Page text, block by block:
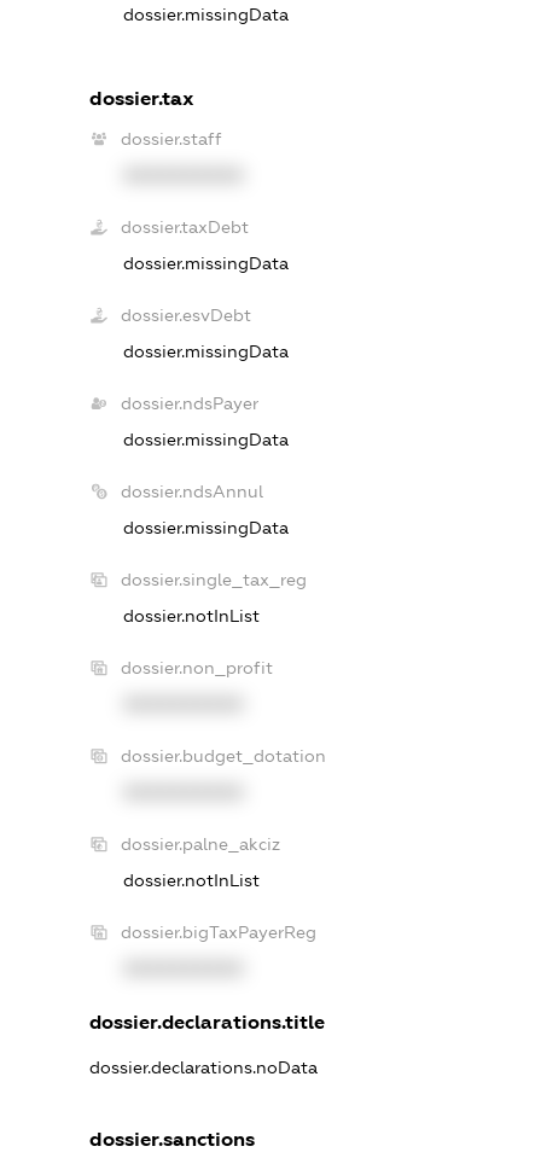
dossier.missingData
dossier.tax
dossier.staff
dossier.taxDebt
dossier.missingData
dossier.esvDebt
dossier.missingData
dossier.ndsPayer
dossier.missingData
dossier.ndsAnnul
dossier.missingData
dossier.single_tax_reg
dossier.notInList
dossier.non_profit
dossier.budget_dotation
dossier.palne_akciz
dossier.notInList
dossier.bigTaxPayerReg
dossier.declarations.title
dossier.declarations.noData
dossier.sanctions